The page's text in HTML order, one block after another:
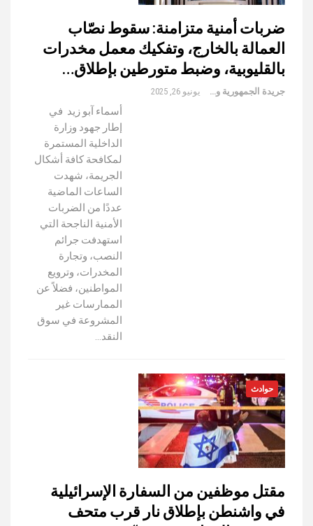
ضربات أمنية متزامنة: سقوط نصّاب
العمالة بالخارج، وتفكيك معمل مخدرات
بالقليوبية، وضبط متورطين بإطلاق…
جريدة الجمهورية والعالم يونيو 26, 2025
أسماء آبو زيد في
إطار جهود وزارة
الداخلية المستمرة
لمكافحة كافة أشكال
الجريمة، شهدت
الساعات الماضية
عددًا من الضربات
الأمنية الناجحة التي
استهدفت جرائم
النصب، وتجارة
المخدرات، وترويع
المواطنين، فضلاً عن
الممارسات غير
المشروعة في سوق
النقد…
حوادث
مقتل موظفين من السفارة الإسرائيلية
في واشنطن بإطلاق نار قرب متحف